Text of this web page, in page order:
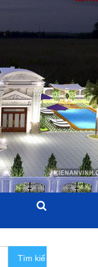
Tìm kiếm cho: